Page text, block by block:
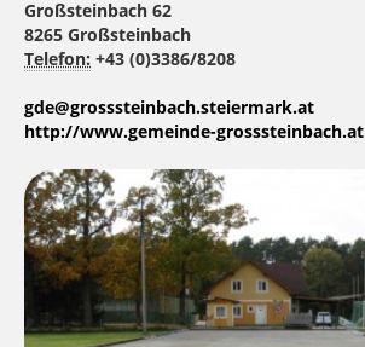
Großsteinbach 62
8265 Großsteinbach
Telefon: +43 (0)3386/8208
gde@grosssteinbach.steiermark.at
http://www.gemeinde-grosssteinbach.at